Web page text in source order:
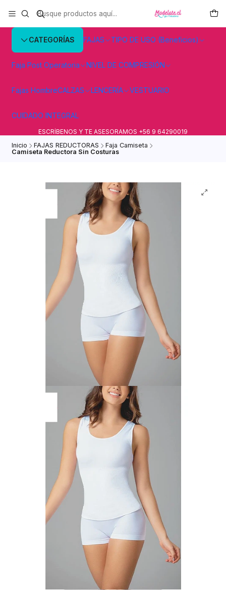
CATEGORÍAS FAJAS TIPO DE USO (Beneficios)
Faja Post Operatoria NIVEL DE COMPRESIÓN
Fajas HombreCALZAS LENCERÍA VESTUARIO
CUIDADO INTEGRAL
ESCRÍBENOS Y TE ASESORAMOS +56 9 64290019
Inicio
FAJAS REDUCTORAS
Faja Camiseta
Camiseta Reductora Sin Costuras